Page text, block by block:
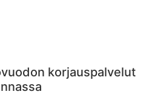
korjauspalvelut